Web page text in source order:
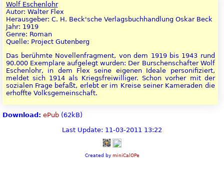
Wolf Eschenlohr
Autor: Walter Flex
Herausgeber: C. H. Beck'sche Verlagsbuchhandlung Oskar Beck
Jahr: 1919
Genre: Roman
Quelle: Project Gutenberg
Das berühmte Novellenfragment, von dem 1919 bis 1943 rund
90.000 Exemplare aufgelegt wurden: Der Burschenschafter Wolf
Eschenlohr, in dem Flex seine eigenen Ideale personifiziert,
meldet sich 1914 als Kriegsfreiwilliger. Schon vorher mit der
sozialen Frage befaßt, erlebt er im Kreise seiner Kameraden die
erhoffte Volksgemeinschaft.
Download: ePub (62kB)
Last Update: 11-03-2011 13:22
Created by miniCalOPe